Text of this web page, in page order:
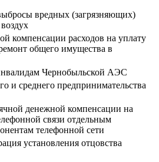
вредных (загрязняющих)
компенсации расходов на уплату
общего имущества в
Чернобыльской АЭС
и среднего предпринимательства
денежной компенсации на
связи отдельным
телефонной сети
установления отцовства